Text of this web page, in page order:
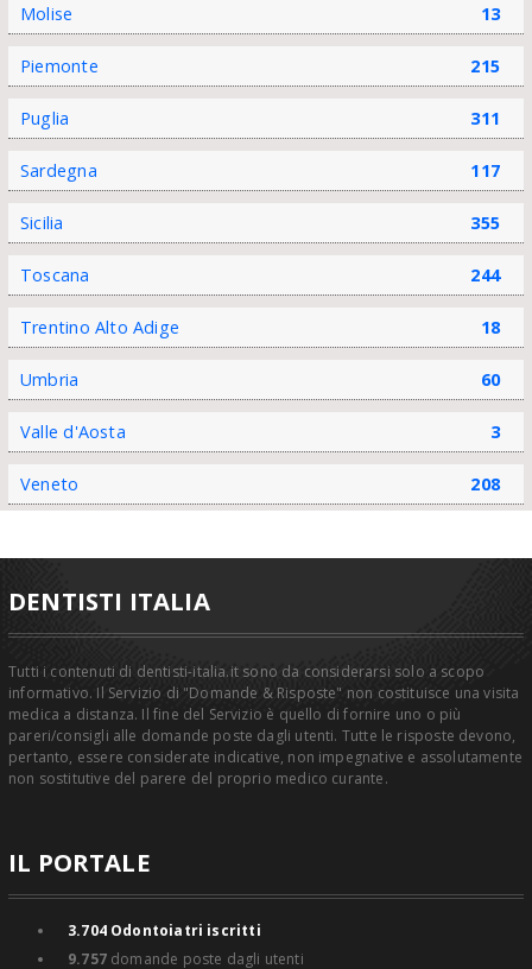
Molise 13
Piemonte 215
Puglia 311
Sardegna 117
Sicilia 355
Toscana 244
Trentino Alto Adige 18
Umbria 60
Valle d'Aosta 3
Veneto 208
DENTISTI ITALIA
Tutti i contenuti di dentisti-italia.it sono da considerarsi solo a scopo
informativo. Il Servizio di "Domande & Risposte" non costituisce una visita
medica a distanza. Il fine del Servizio è quello di fornire uno o più
pareri/consigli alle domande poste dagli utenti. Tutte le risposte devono,
pertanto, essere considerate indicative, non impegnative e assolutamente
non sostitutive del parere del proprio medico curante.
IL PORTALE
3.704Odontoiatri iscritti
9.757domande poste dagli utenti